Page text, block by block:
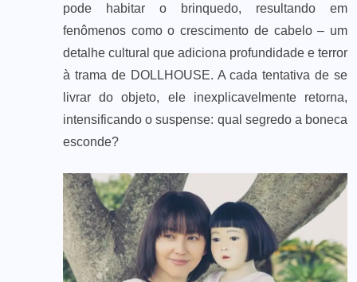
pode habitar o brinquedo, resultando em
fenômenos como o crescimento de cabelo – um
detalhe cultural que adiciona profundidade e terror
à trama de DOLLHOUSE. A cada tentativa de se
livrar do objeto, ele inexplicavelmente retorna,
intensificando o suspense: qual segredo a boneca
esconde?